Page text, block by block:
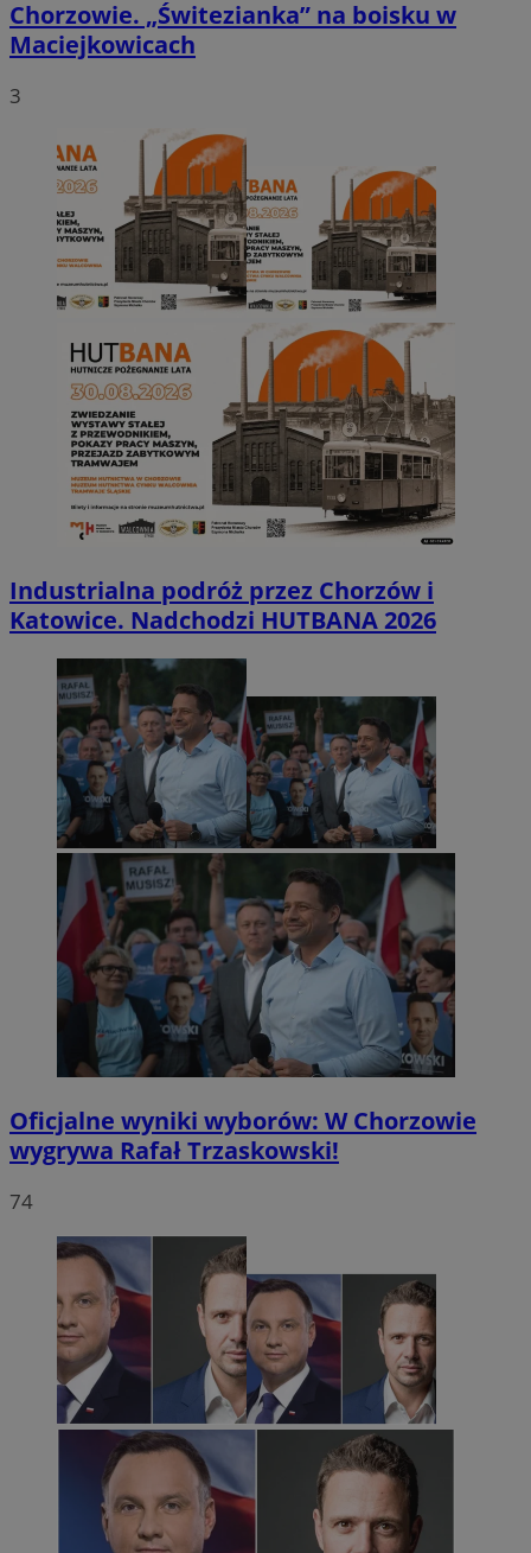
Chorzowie. „Świtezianka” na boisku w
Maciejkowicach
3
Industrialna podróż przez Chorzów i
Katowice. Nadchodzi HUTBANA 2026
Oficjalne wyniki wyborów: W Chorzowie
wygrywa Rafał Trzaskowski!
74